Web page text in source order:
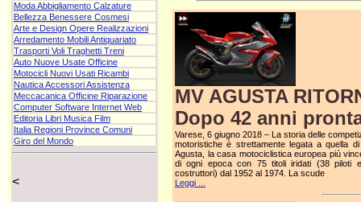
Moda Abbigliamento Calzature
Bellezza Benessere Cosmesi
Arte e Design Opere Realizzazioni
Arredamento Mobili Antiquariato
Trasporti Voli Traghetti Treni
Auto Nuove Usate Officine
Motocicli Nuovi Usati Ricambi
Nautica Accessori Assistenza
Meccacanica Officine Riparazione
Computer Software Internet Web
Editoria Libri Musica Film
Italia Regioni Province Comuni
Giro del Mondo
<
MV AGUSTA
Dopo 42 anni
Varese, 6 giugno 2018 – La storia delle
motoristiche è strettamente legata a quella
Agusta, la casa motociclistica europea più
di ogni epoca con 75 titoli iridati (38 piloti
costruttori) dal 1952 al 1974. La scude
Leggi ...